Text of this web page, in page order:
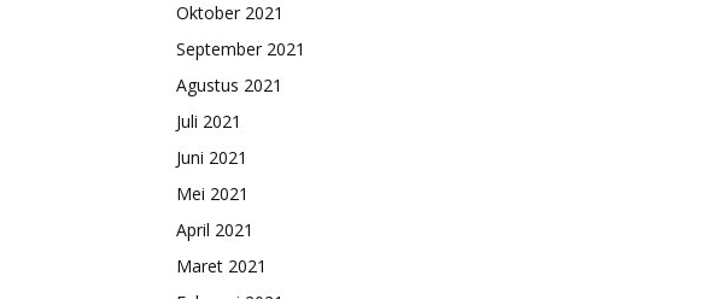
Oktober 2021
September 2021
Agustus 2021
Juli 2021
Juni 2021
Mei 2021
April 2021
Maret 2021